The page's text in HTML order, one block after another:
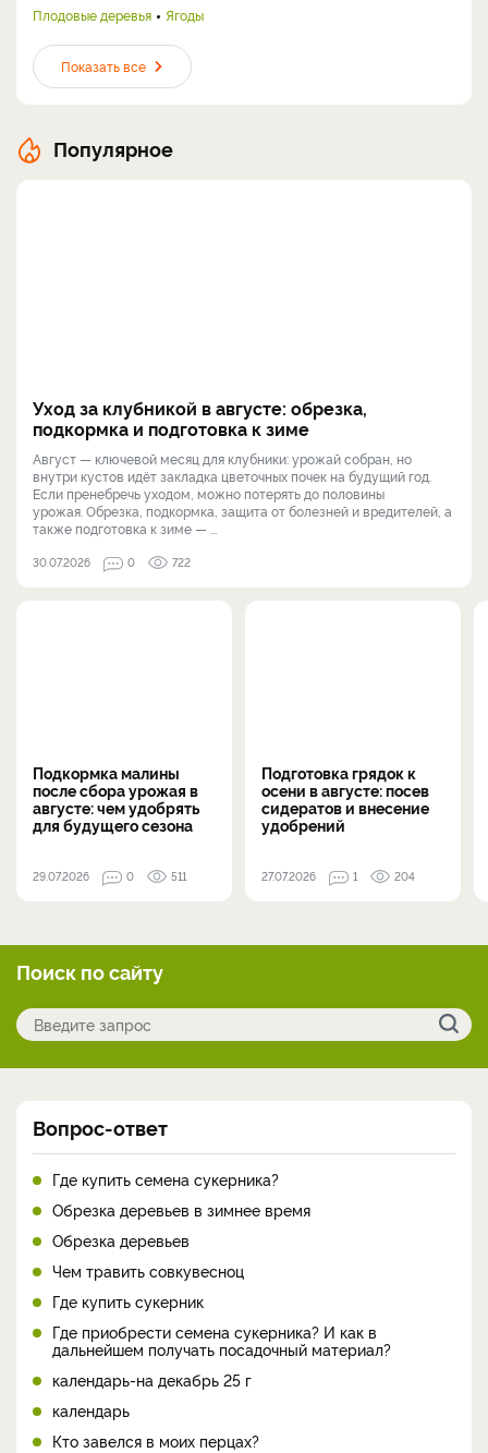
Плодовые деревья Ягоды
Показать все
Популярное
Уход за клубникой в августе: обрезка,
подкормка и подготовка к зиме
Август — ключевой месяц для клубники: урожай собран, но
внутри кустов идёт закладка цветочных почек на будущий год.
Если пренебречь уходом, можно потерять до половины
урожая. Обрезка, подкормка, защита от болезней и вредителей, а
также подготовка к зиме — ...
30.07.2026 0 722
Подкормка малины
после сбора урожая в
августе: чем удобрять
для будущего сезона
29.07.2026 0 511
Подготовка грядок к
осени в августе: посев
сидератов и внесение
удобрений
27.07.2026 1 204
Поиск по сайту
Вопрос-ответ
Где купить семена сукерника?
Обрезка деревьев в зимнее время
Обрезка деревьев
Чем травить совкувесноц
Где купить сукерник
Где приобрести семена сукерника? И как в
дальнейшем получать посадочный материал?
календарь-на декабрь 25 г
календарь
Кто завелся в моих перцах?